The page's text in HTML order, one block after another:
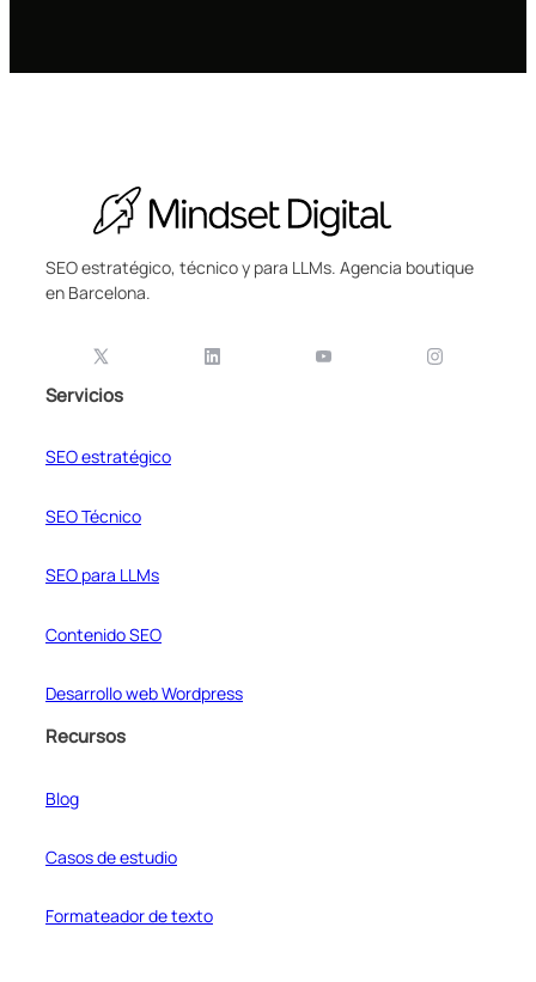
SEO estratégico, técnico y para LLMs. Agencia boutique
en Barcelona.
Servicios
SEO estratégico
SEO Técnico
SEO para LLMs
Contenido SEO
Desarrollo web Wordpress
Recursos
Blog
Casos de estudio
Formateador de texto